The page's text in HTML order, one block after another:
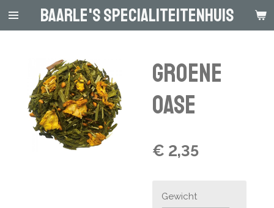
Ga
hoofdinhoud
Baarle's Specialiteitenhuis
Groene
oase
€ 2,35
Gewicht